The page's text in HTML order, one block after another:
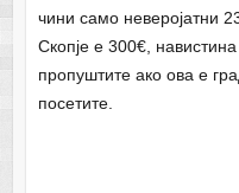
чини само неверојатни
Скопје е 300€,
пропуштите ако ова е
посетите.